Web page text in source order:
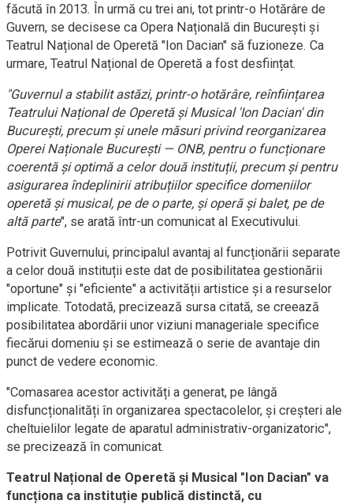
făcută în 2013. În urmă cu trei ani, tot printr-o Hotărâre de
Guvern, se decisese ca Opera Națională din București și
Teatrul Național de Operetă "Ion Dacian" să fuzioneze. Ca
urmare, Teatrul Național de Operetă a fost desființat.
"Guvernul a stabilit astăzi, printr-o hotărâre, reînființarea
Teatrului Național de Operetă și Musical 'Ion Dacian' din
București, precum și unele măsuri privind reorganizarea
Operei Naționale București — ONB, pentru o funcționare
coerentă și optimă a celor două instituții, precum și pentru
asigurarea îndeplinirii atribuțiilor specifice domeniilor
operetă și musical, pe de o parte, și operă și balet, pe de
altă parte", se arată într-un comunicat al Executivului.
Potrivit Guvernului, principalul avantaj al funcționării separate
a celor două instituții este dat de posibilitatea gestionării
"oportune" și "eficiente" a activității artistice și a resurselor
implicate. Totodată, precizează sursa citată, se creează
posibilitatea abordării unor viziuni manageriale specifice
fiecărui domeniu și se estimează o serie de avantaje din
punct de vedere economic.
"Comasarea acestor activități a generat, pe lângă
disfuncționalități în organizarea spectacolelor, și creșteri ale
cheltuielilor legate de aparatul administrativ-organizatoric",
se precizează în comunicat.
Teatrul Național de Operetă și Musical "Ion Dacian" va
funcționa ca instituție publică distinctă, cu